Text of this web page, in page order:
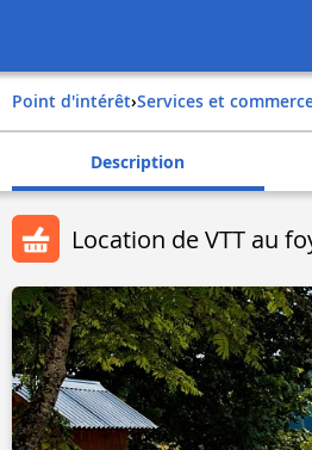
Point d'intérêt› Services et
Description
Location de VTT au